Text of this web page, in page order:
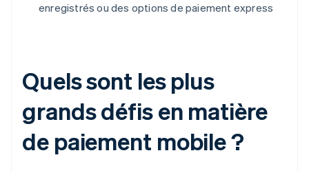
enregistrés ou des options de paiement express
Quels sont les plus
grands défis en matière
de paiement mobile ?